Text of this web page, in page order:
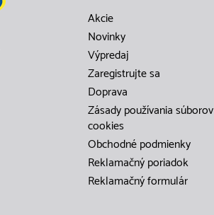
Akcie
Novinky
Výpredaj
Zaregistrujte sa
Doprava
Zásady používania súborov
cookies
Obchodné podmienky
Reklamačný poriadok
Reklamačný formulár